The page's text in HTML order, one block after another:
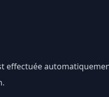
effectuée